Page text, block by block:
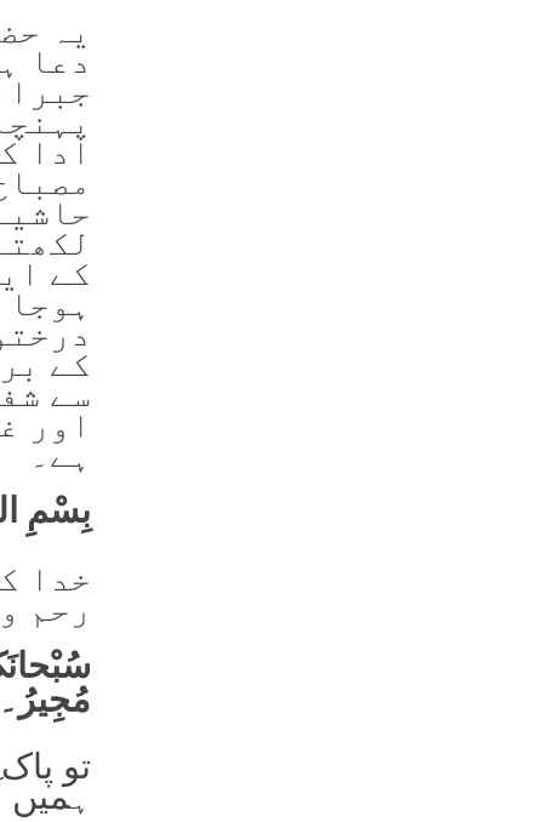
یہ
دعا
ادا
کے
کے
سے
اور
ہے۔
بِسْمِ
خدا
رحم
مُجِیرُ۔
تو
ہمیں